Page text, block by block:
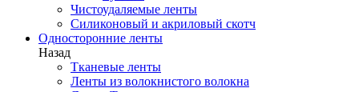
Чистоудаляемые ленты
Силиконовый и акриловый скотч
Односторонние ленты
Назад
Тканевые ленты
Ленты из волокнистого волокна